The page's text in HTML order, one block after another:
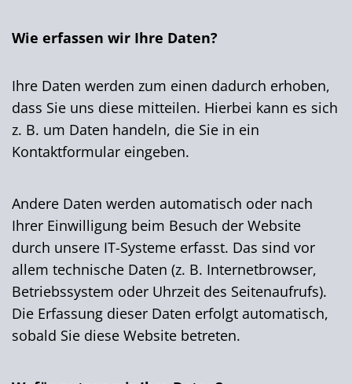
Wie erfassen wir Ihre Daten?
Ihre Daten werden zum einen dadurch erhoben,
dass Sie uns diese mitteilen. Hierbei kann es sich
z. B. um Daten handeln, die Sie in ein
Kontaktformular eingeben.
Andere Daten werden automatisch oder nach
Ihrer Einwilligung beim Besuch der Website
durch unsere IT-Systeme erfasst. Das sind vor
allem technische Daten (z. B. Internetbrowser,
Betriebssystem oder Uhrzeit des Seitenaufrufs).
Die Erfassung dieser Daten erfolgt automatisch,
sobald Sie diese Website betreten.